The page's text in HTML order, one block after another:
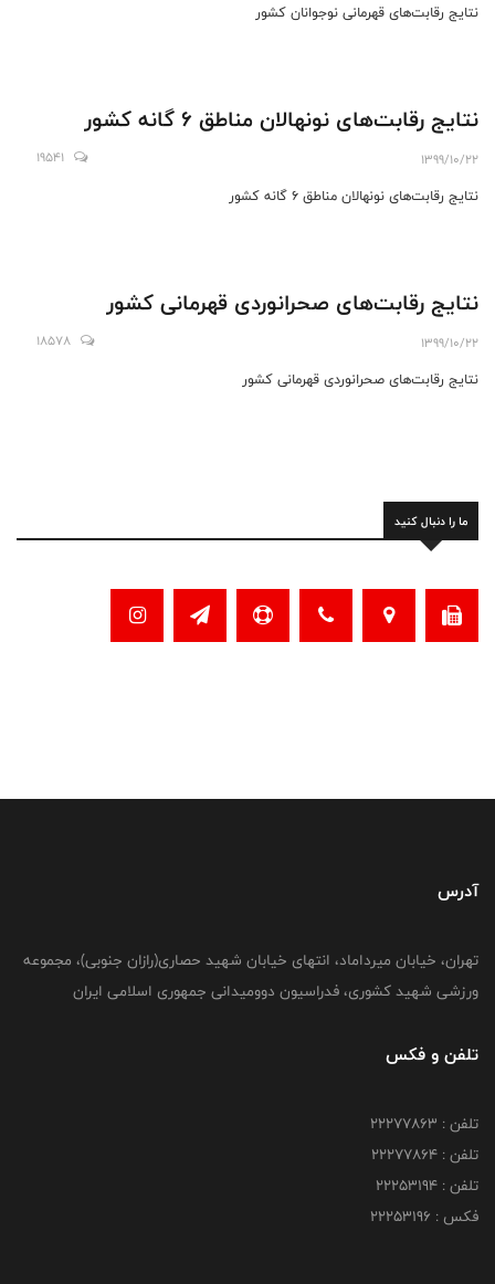
نتایج رقابت‌های قهرمانی نوجوانان کشور
نتایج رقابت‌های نونهالان مناطق 6 گانه کشور
1399/10/22
19541
نتایج رقابت‌های نونهالان مناطق 6 گانه کشور
نتایج رقابت‌های صحرانوردی قهرمانی کشور
1399/10/22
18578
نتایج رقابت‌های صحرانوردی قهرمانی کشور
ما را دنبال کنید
آدرس
تهران، خیابان میرداماد، انتهای خیابان شهید حصاری(رازان جنوبی)، مجموعه
ورزشی شهید کشوری، فدراسیون دوومیدانی جمهوری اسلامی ایران
تلفن و فکس
تلفن : 22277863
تلفن : 22277864
تلفن : 22253194
فکس : 22253196